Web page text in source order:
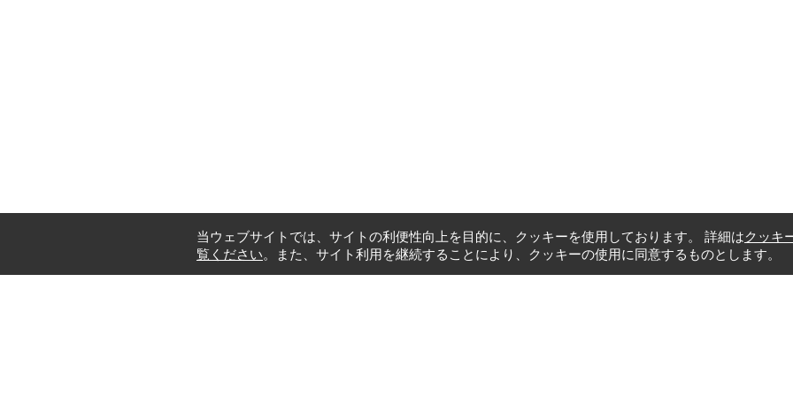
当ウェブサイトでは、サイトの利便性向上を目的に、クッキーを使用しております。 詳細はクッキ
覧ください。また、サイト利用を継続することにより、クッキーの使用に同意するものとします。